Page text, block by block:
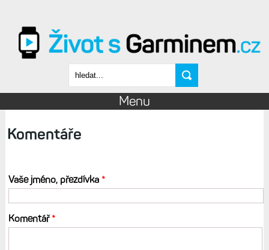
Vyhledávání
Menu
Komentáře
Vaše jméno, přezdívka *
Komentář*